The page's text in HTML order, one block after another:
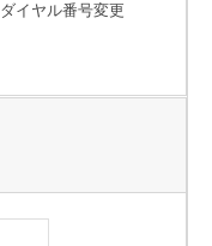
ダイヤル番号変更